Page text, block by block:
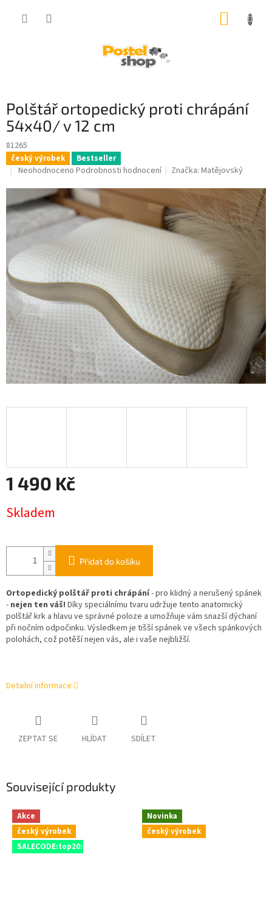
Polštář ortopedický proti chrápání
54x40/ v 12 cm
81265
český výrobek Bestseller
Průměrné
produktu
je
0,0
5
hvězdiček.
Neohodnoceno Podrobnosti hodnocení Značka:Matějovský
1 490 Kč
cena:
Skladem
Přidat do košíku
Ortopedický polštář proti chrápání- pro klidný a nerušený spánek
- nejen ten váš! Díky speciálnímu tvaru udržuje tento anatomický
polštář krk a hlavu ve správné poloze a umožňuje vám snazší dýchaní
při nočním odpočinku. Výsledkem je tišší spánek ve všech spánkových
polohách, což potěší nejen vás, ale i vaše nejbližší.
Detailní informace
ZEPTAT SE HLÍDAT SDÍLET
Související produkty
Akce
český výrobek
SALECODE:top20:20:%
Novinka
český výrobek